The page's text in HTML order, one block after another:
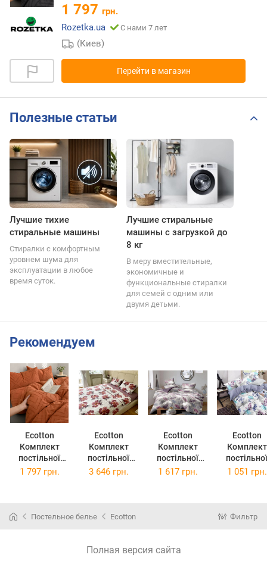
1 797 грн.
Rozetka.ua
С нами 7 лет
(Киев)
Перейти в магазин
Полезные статьи
Лучшие тихие
стиральные машины
Стиралки с комфортным
уровнем шума для
эксплуатации в любое
время суток.
Лучшие стиральные
машины с загрузкой до
8 кг
В меру вместительные,
экономичные и
функциональные стиралки
для семей с одним или
двумя детьми.
Рекомендуем
Ecotton
Комплект
постільної
білизни
Полісатин
Ecotton
Комплект
постільної
білизни
(23201/1)
Ecotton
Комплект
постільної
білизни
Ecotton
Комплект
постільної
білизни
1 797 грн. 3 646 грн. 1 617 грн. 1 051 грн.
Постельное белье Ecotton Фильтр
Полная версия сайта